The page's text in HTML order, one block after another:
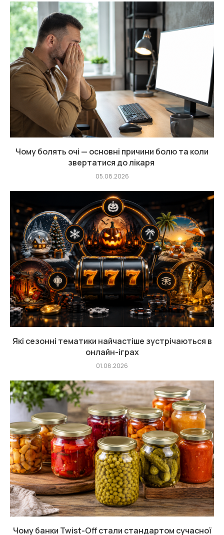
Чому болять очі — основні причини болю та коли
звертатися до лікаря
05.08.2026
Які сезонні тематики найчастіше зустрічаються в
онлайн-іграх
01.08.2026
Чому банки Twist-Off стали стандартом сучасної